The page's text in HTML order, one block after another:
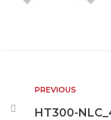
PREVIOUS
HT300-